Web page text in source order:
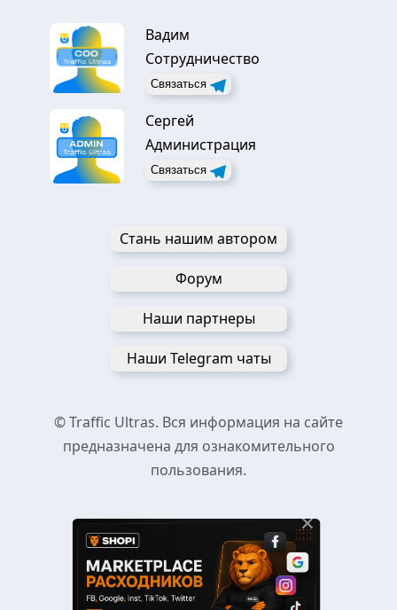
Вадим
Сотрудничество
Связаться
Сергей
Администрация
Связаться
Стань нашим автором
Форум
Наши партнеры
Наши Telegram чаты
© Traffic Ultras. Вся информация на сайте
предназначена для ознакомительного
пользования.
×